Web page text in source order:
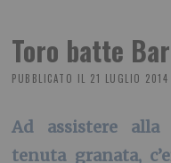
Toro batte
PUBBLICATO IL 21 LUGLIO 2014
Ad assistere
tenuta granata,